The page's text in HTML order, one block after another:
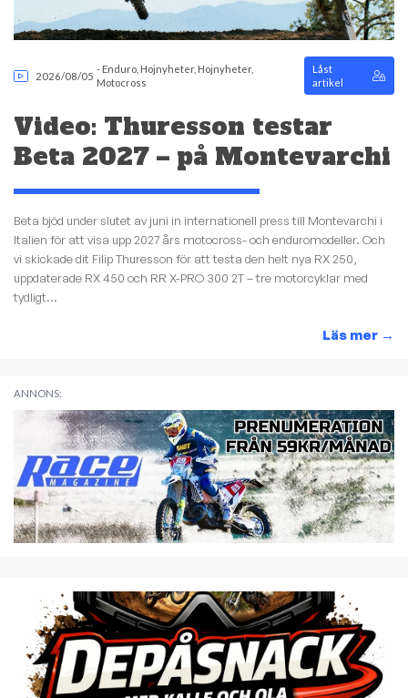
2026/08/05
- Enduro Hojnyheter, Hojnyheter,
Motocross
Låst
artikel
Video: Thuresson testar
Beta 2027 – på Montevarchi
Beta bjöd under slutet av juni in internationell press till Montevarchi i
Italien för att visa upp 2027 års motocross- och enduromodeller. Och
vi skickade dit Filip Thuresson för att testa den helt nya RX 250,
uppdaterade RX 450 och RR X-PRO 300 2T – tre motorcyklar med
tydligt...
Läs mer →
ANNONS: